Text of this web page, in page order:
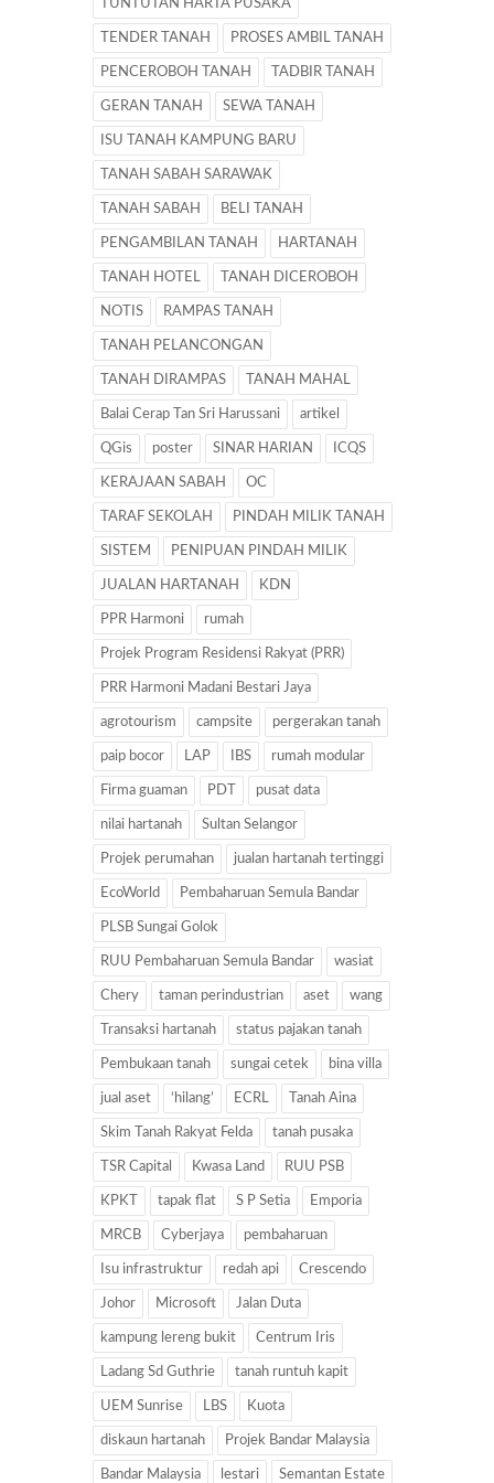
TUNTUTAN HARTA PUSAKA
TENDER TANAH PROSES AMBIL TANAH
PENCEROBOH TANAH TADBIR TANAH
GERAN TANAH SEWA TANAH
ISU TANAH KAMPUNG BARU
TANAH SABAH SARAWAK
TANAH SABAH BELI TANAH
PENGAMBILAN TANAH HARTANAH
TANAH HOTEL TANAH DICEROBOH
NOTIS RAMPAS TANAH
TANAH PELANCONGAN
TANAH DIRAMPAS TANAH MAHAL
Balai Cerap Tan Sri Harussani artikel
QGis poster SINAR HARIAN ICQS
KERAJAAN SABAH OC
TARAF SEKOLAH PINDAH MILIK TANAH
SISTEM PENIPUAN PINDAH MILIK
JUALAN HARTANAH KDN
PPR Harmoni rumah
Projek Program Residensi Rakyat (PRR)
PRR Harmoni Madani Bestari Jaya
agrotourism campsite pergerakan tanah
paip bocor LAP IBS rumah modular
Firma guaman PDT pusat data
nilai hartanah Sultan Selangor
Projek perumahan jualan hartanah tertinggi
EcoWorld Pembaharuan Semula Bandar
PLSB Sungai Golok
RUU Pembaharuan Semula Bandar wasiat
Chery taman perindustrian aset wang
Transaksi hartanah status pajakan tanah
Pembukaan tanah sungai cetek bina villa
jual aset ‘hilang’ ECRL Tanah Aina
Skim Tanah Rakyat Felda tanah pusaka
TSR Capital Kwasa Land RUU PSB
KPKT tapak flat S P Setia Emporia
MRCB Cyberjaya pembaharuan
Isu infrastruktur redah api Crescendo
Johor Microsoft Jalan Duta
kampung lereng bukit Centrum Iris
Ladang Sd Guthrie tanah runtuh kapit
UEM Sunrise LBS Kuota
diskaun hartanah Projek Bandar Malaysia
Bandar Malaysia lestari Semantan Estate